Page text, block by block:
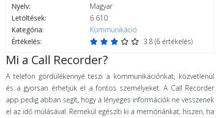
Nyelv:
Magyar
Letöltések:
6 610
Kategória:
Kommunikáció
Értékelés:
3.8 (6 értékelés)
Mi a Call Recorder?
A telefon gördülékennyé teszi a kommunikációnkat, közvetlenül
és a gyorsan érhetjük el a fontos személyeket. A Call Recorder
app pedig abban segít, hogy a lényeges információk ne vesszenek
el az idő múlásával. Remekül egészíti ki a memóriánkat, hiszen, ha